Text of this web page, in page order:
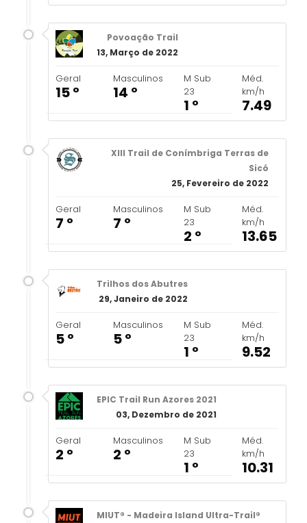
Povoação Trail
13, Março de 2022
Geral
15 º
Masculinos
14 º
M Sub
23
1 º
Méd.
km/h
7.49
XIII Trail de Conímbriga Terras de
Sicó
25, Fevereiro de 2022
Geral
7 º
Masculinos
7 º
M Sub
23
2 º
Méd.
km/h
13.65
Trilhos dos Abutres
29, Janeiro de 2022
Geral
5 º
Masculinos
5 º
M Sub
23
1 º
Méd.
km/h
9.52
EPIC Trail Run Azores 2021
03, Dezembro de 2021
Geral
2 º
Masculinos
2 º
M Sub
23
1 º
Méd.
km/h
10.31
MIUT® - Madeira Island Ultra-Trail®